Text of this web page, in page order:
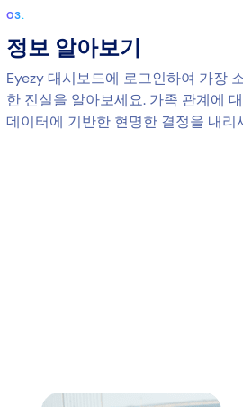
정보 알아보기
Eyezy 대시보드에 로그인하여 가장
한 진실을 알아보세요. 가족 관계에
데이터에 기반한 현명한 결정을 내리